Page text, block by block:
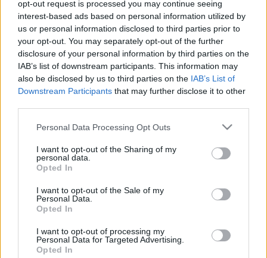
opt-out request is processed you may continue seeing
interest-based ads based on personal information utilized by
us or personal information disclosed to third parties prior to
your opt-out. You may separately opt-out of the further
disclosure of your personal information by third parties on the
IAB’s list of downstream participants. This information may
also be disclosed by us to third parties on the IAB’s List of
Downstream Participants that may further disclose it to other
Please note that this website/app uses one or more Google
not limited to your visit or usage behaviour. You may click to
grant or deny consent to Google and its third-party tags to
use your data for below specified purposes in below Google
consent section.
Personal Data Processing Opt Outs
I want to opt-out of the Sharing of my
personal data.
Opted In
I want to opt-out of the Sale of my
Personal Data.
Opted In
I want to opt-out of processing my
Personal Data for Targeted Advertising.
Opted In
2025. július. 22. 17:31
A szerkesztő leginkább ellenzéki lapokra, többek között az
Ugytudjuk.hu-ra hivatkozott.
AZ 1 FŐ ÖNKORMÁNYZATI FŐTANÁCSADÓ
HELYETT, 4 FŐS POLGÁRMESTERI KABINET
MŰKÖDIK SÁRVÁRON
2024. december. 17. 14:59
HIVATALOS: KÁNTÁS ZOLTÁN A SÁRVÁRI
2019. november. 29. 08:06
Tegnap testületi ülésen döntött erről a sárvári
pozícióba.
KELEMEN KRISZTIÁN: MINIMUM ELVÁRÁS, HOGY
VÁLASZTÓKÖRZETET ISMERJE!
2019. október. 03. 10:10